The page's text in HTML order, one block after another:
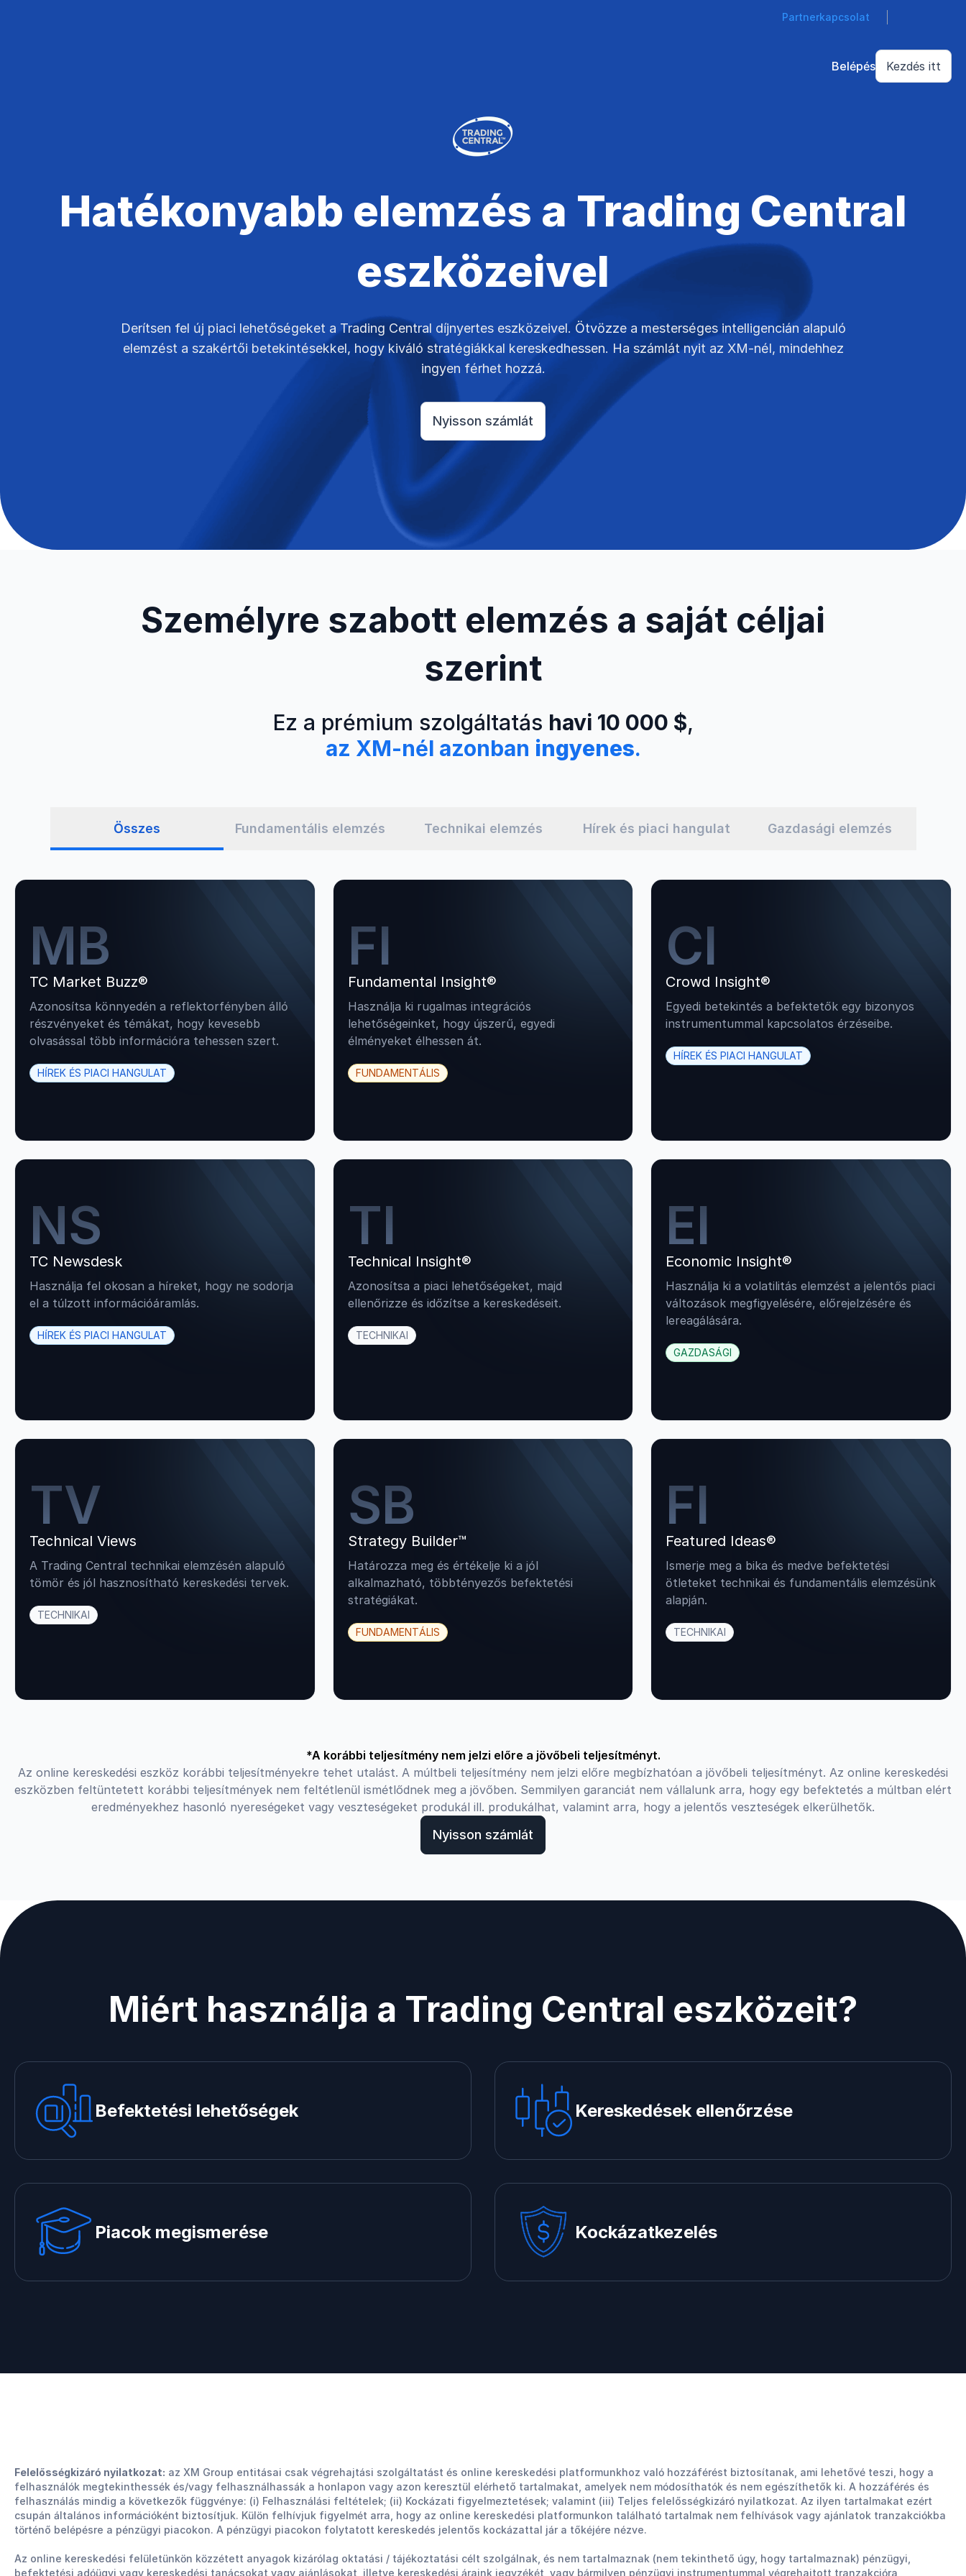
Partnerkapcsolat
Belépés Kezdés itt
Hatékonyabb elemzés a Trading Central
eszközeivel
Derítsen fel új piaci lehetőségeket a Trading Central díjnyertes eszközeivel. Ötvözze a mesterséges intelligencián alapuló
elemzést a szakértői betekintésekkel, hogy kiváló stratégiákkal kereskedhessen. Ha számlát nyit az XM-nél, mindehhez
ingyen férhet hozzá.
Nyisson számlát
Személyre szabott elemzés a saját céljai
szerint
Ez a prémium szolgáltatás havi 10 000 $,
az XM-nél azonban ingyenes.
Összes Fundamentális elemzés Technikai elemzés Hírek és piaci hangulat Gazdasági elemzés
MB
TC Market Buzz®
Azonosítsa könnyedén a reflektorfényben álló
részvényeket és témákat, hogy kevesebb
olvasással több információra tehessen szert.
HÍREK ÉS PIACI HANGULAT
FI
Fundamental Insight®
Használja ki rugalmas integrációs
lehetőségeinket, hogy újszerű, egyedi
élményeket élhessen át.
FUNDAMENTÁLIS
CI
Crowd Insight®
Egyedi betekintés a befektetők egy bizonyos
instrumentummal kapcsolatos érzéseibe.
HÍREK ÉS PIACI HANGULAT
NS
TC Newsdesk
Használja fel okosan a híreket, hogy ne sodorja
el a túlzott információáramlás.
HÍREK ÉS PIACI HANGULAT
TI
Technical Insight®
Azonosítsa a piaci lehetőségeket, majd
ellenőrizze és időzítse a kereskedéseit.
TECHNIKAI
EI
Economic Insight®
Használja ki a volatilitás elemzést a jelentős piaci
változások megfigyelésére, előrejelzésére és
lereagálására.
GAZDASÁGI
TV
Technical Views
A Trading Central technikai elemzésén alapuló
tömör és jól hasznosítható kereskedési tervek.
TECHNIKAI
SB
Strategy Builder™
Határozza meg és értékelje ki a jól
alkalmazható, többtényezős befektetési
stratégiákat.
FUNDAMENTÁLIS
FI
Featured Ideas®
Ismerje meg a bika és medve befektetési
ötleteket technikai és fundamentális elemzésünk
alapján.
TECHNIKAI
*A korábbi teljesítmény nem jelzi előre a jövőbeli teljesítményt.
Az online kereskedési eszköz korábbi teljesítményekre tehet utalást. A múltbeli teljesítmény nem jelzi előre megbízhatóan a jövőbeli teljesítményt. Az online kereskedési
eszközben feltüntetett korábbi teljesítmények nem feltétlenül ismétlődnek meg a jövőben. Semmilyen garanciát nem vállalunk arra, hogy egy befektetés a múltban elért
eredményekhez hasonló nyereségeket vagy veszteségeket produkál ill. produkálhat, valamint arra, hogy a jelentős veszteségek elkerülhetők.
Nyisson számlát
Miért használja a Trading Central eszközeit?
Befektetési lehetőségek Kereskedések ellenőrzése
Piacok megismerése Kockázatkezelés
Felelősségkizáró nyilatkozat: az XM Group entitásai csak végrehajtási szolgáltatást és online kereskedési platformunkhoz való hozzáférést biztosítanak, ami lehetővé teszi, hogy a
felhasználók megtekinthessék és/vagy felhasználhassák a honlapon vagy azon keresztül elérhető tartalmakat, amelyek nem módosíthatók és nem egészíthetők ki. A hozzáférés és
felhasználás mindig a következők függvénye: (i) Felhasználási feltételek; (ii) Kockázati figyelmeztetések; valamint (iii) Teljes felelősségkizáró nyilatkozat. Az ilyen tartalmakat ezért
csupán általános információként biztosítjuk. Külön felhívjuk figyelmét arra, hogy az online kereskedési platformunkon található tartalmak nem felhívások vagy ajánlatok tranzakciókba
történő belépésre a pénzügyi piacokon. A pénzügyi piacokon folytatott kereskedés jelentős kockázattal jár a tőkéjére nézve.
Az online kereskedési felületünkön közzétett anyagok kizárólag oktatási / tájékoztatási célt szolgálnak, és nem tartalmaznak (nem tekinthető úgy, hogy tartalmaznak) pénzügyi,
befektetési adóügyi vagy kereskedési tanácsokat vagy ajánlásokat, illetve kereskedési áraink jegyzékét, vagy bármilyen pénzügyi instrumentummal végrehajtott tranzakcióra